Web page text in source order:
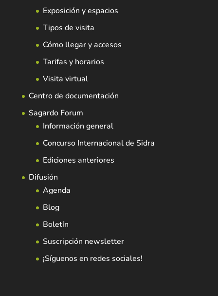
Exposición y espacios
Tipos de visita
Cómo llegar y accesos
Tarifas y horarios
Visita virtual
Centro de documentación
Sagardo Forum
Información general
Concurso Internacional de Sidra
Ediciones anteriores
Difusión
Agenda
Blog
Boletín
Suscripción newsletter
¡Síguenos en redes sociales!